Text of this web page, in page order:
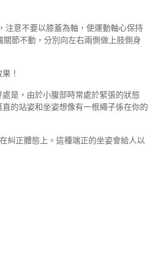
注意不要以膝蓋為軸，使運動軸心保持
節不動，分別向左右兩側做上肢側身
！
是，由於小腹部時常處於緊張的狀態
的站姿和坐姿想像有一根繩子係在你的
糾正體態上。這種端正的坐姿會給人以